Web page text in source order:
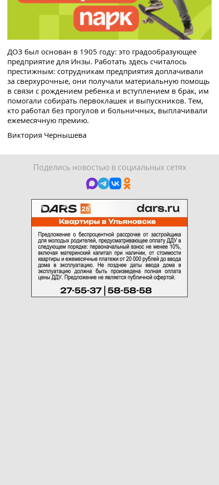
ДОЗ был основан в 1905 году: это градообразующее
предприятие для Инзы. Работать здесь считалось
престижным: сотрудникам предприятия доплачивали
за сверхурочные, они получали материальную помощь
в связи с рождением ребенка и вступлением в брак, им
помогали собирать первоклашек и выпускников. Тем,
кто работал без прогулов и больничных, выплачивали
ежемесячную премию.
Виктория Чернышева
Поделись новостью в социальных сетях